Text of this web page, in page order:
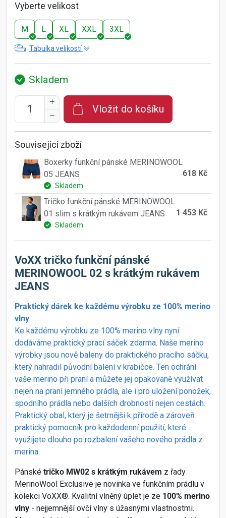
Vyberte velikost
M L XL XXL 3XL
Tabulka velikostí
Skladem
Vložit do košíku
Související zboží
Boxerky funkční pánské MERINOWOOL
05 JEANS
Skladem
618 Kč
Tričko funkční pánské MERINOWOOL
01 slim s krátkým rukávem JEANS
Skladem
1 453 Kč
VoXX tričko funkční pánské
MERINOWOOL 02 s krátkým rukávem
JEANS
Praktický dárek ke každému výrobku ze 100% merino
vlny
Ke každému výrobku ze 100% merino vlny nyní
dodáváme praktický prací sáček zdarma. Naše merino
výrobky jsou nově baleny do praktického pracího sáčku,
který nahradil původní balení v krabičce. Ten ochrání
vaše merino při praní a můžete jej opakovaně využívat
nejen na praní jemného prádla, ale i pro uložení ponožek,
spodního prádla nebo dalších drobností nejen cestách.
Praktický obal, který je šetrnější k přírodě a zároveň
praktický pomocník pro každodenní použití, které
využijete dlouho po rozbalení vašeho nového prádla z
merina.
Pánské tričko MW02 s krátkým rukávem z řady
MerinoWool Exclusive je novinka ve funkčním prádlu v
kolekci VoXX®. Kvalitní vlněný úplet je ze 100% merino
vlny - nejjemnější ovčí vlny s úžasnými vlastnostmi.